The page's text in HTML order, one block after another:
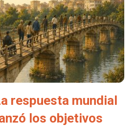
respuesta mundial
los objetivos